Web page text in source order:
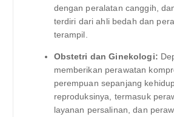
dengan peralatan canggih,
terdiri dari ahli bedah dan
terampil.
Obstetri dan Ginekologi:
memberikan perawatan
perempuan sepanjang
reproduksinya, termasuk
layanan persalinan, dan